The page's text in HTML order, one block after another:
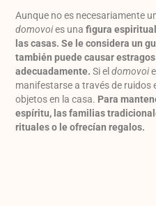
Aunque no es necesariamente
domovoies unafigura
las casas. Se le considera un
también puede causar
adecuadamente. Si eldomovoi
manifestarse a través de ruidos
objetos en la casa. Para
espíritu, las familias
rituales o le ofrecían regalos.